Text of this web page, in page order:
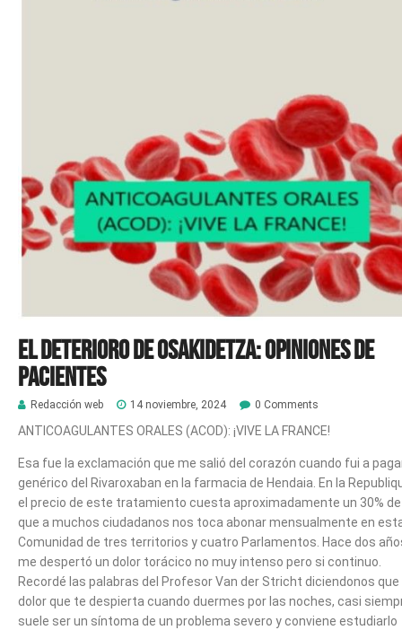
El deterioro de Osakidetza: Opiniones de
pacientes
Redacción web 14 noviembre, 2024 0 Comments
ANTICOAGULANTES ORALES (ACOD): ¡VIVE LA FRANCE!
Esa fue la exclamación que me salió del corazón cuando fui a
genérico del Rivaroxaban en la farmacia de Hendaia. En la
el precio de este tratamiento cuesta aproximadamente un 30%
que a muchos ciudadanos nos toca abonarmensualmente en
Comunidad de tres territorios y cuatro Parlamentos. Hace dos
me despertó un dolor torácico no muy intenso pero si continuo.
Recordé las palabras del Profesor Van der Stricht diciendonos que
dolor que te despierta cuando duermes por las noches, casi
suele ser un síntoma de un problema severo y conviene estudiarlo